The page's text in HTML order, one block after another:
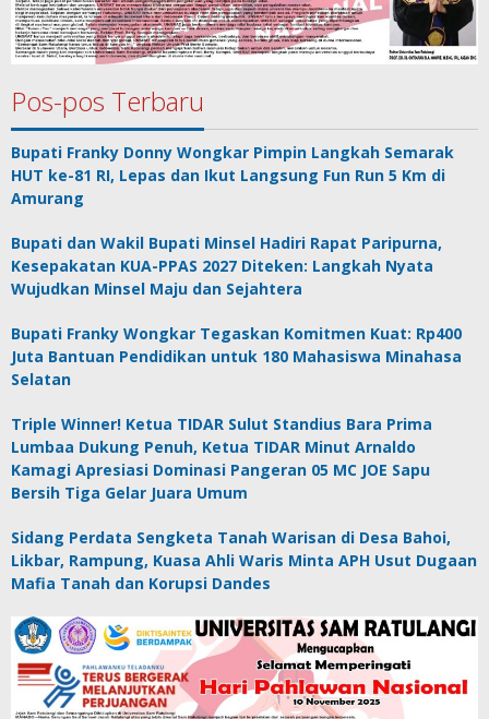
Pos-pos Terbaru
Bupati Franky Donny Wongkar Pimpin Langkah Semarak
HUT ke-81 RI, Lepas dan Ikut Langsung Fun Run 5 Km di
Amurang
Bupati dan Wakil Bupati Minsel Hadiri Rapat Paripurna,
Kesepakatan KUA-PPAS 2027 Diteken: Langkah Nyata
Wujudkan Minsel Maju dan Sejahtera
Bupati Franky Wongkar Tegaskan Komitmen Kuat: Rp400
Juta Bantuan Pendidikan untuk 180 Mahasiswa Minahasa
Selatan
Triple Winner! Ketua TIDAR Sulut Standius Bara Prima
Lumbaa Dukung Penuh, Ketua TIDAR Minut Arnaldo
Kamagi Apresiasi Dominasi Pangeran 05 MC JOE Sapu
Bersih Tiga Gelar Juara Umum
Sidang Perdata Sengketa Tanah Warisan di Desa Bahoi,
Likbar, Rampung, Kuasa Ahli Waris Minta APH Usut Dugaan
Mafia Tanah dan Korupsi Dandes